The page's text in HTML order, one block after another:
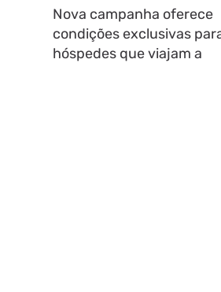
Nova campanha oferece
condições exclusivas
hóspedes que viajam a